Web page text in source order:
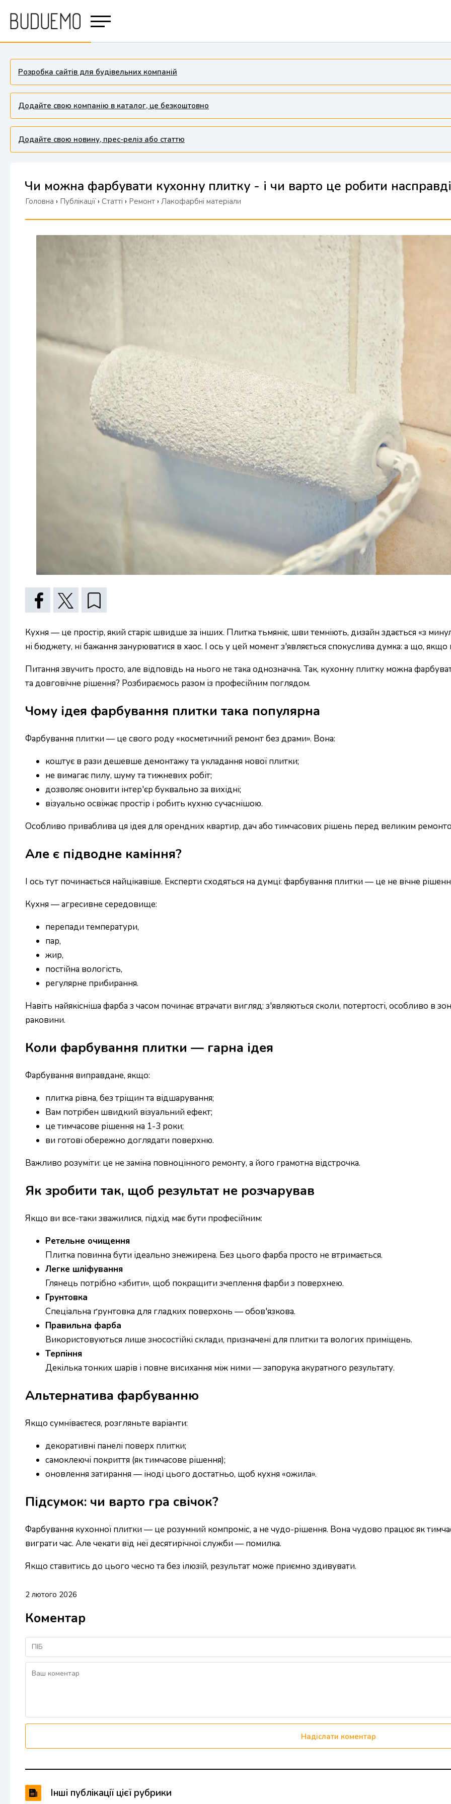
Розробка сайтів для будівельних компаній
Додайте свою компанію в каталог, це безкоштовно
Додайте свою новину, прес-реліз або статтю
Чи можна фарбувати кухонну плитку - і чи варто це робити
Головна › Публікації › Статті › Ремонт › Лакофарбні матеріали
Кухня — це простір, який старіє швидше за інших. Плитка тьмяніє, шви темніють, дизайн здається «з
ні бюджету, ні бажання занурюватися в хаос. І ось у цей момент з'являється спокуслива думка: а що,
Питання звучить просто, але відповідь на нього не така однозначна. Так, кухонну плитку можна
та довговічне рішення? Розбираємось разом із професійним поглядом.
Чому ідея фарбування плитки така популярна
Фарбування плитки — це свого роду «косметичний ремонт без драми». Вона:
коштує в рази дешевше демонтажу та укладання нової плитки;
не вимагає пилу, шуму та тижневих робіт;
дозволяє оновити інтер'єр буквально за вихідні;
візуально освіжає простір і робить кухню сучаснішою.
Особливо приваблива ця ідея для орендних квартир, дач або тимчасових рішень перед великим
Але є підводне каміння?
І ось тут починається найцікавіше. Експерти сходяться на думці: фарбування плитки — це не вічне
Кухня — агресивне середовище:
перепади температури,
пар,
жир,
постійна вологість,
регулярне прибирання.
Навіть найякісніша фарба з часом починає втрачати вигляд: з'являються сколи, потертості, особливо в
раковини.
Коли фарбування плитки — гарна ідея
Фарбування виправдане, якщо:
плитка рівна, без тріщин та відшарування;
Вам потрібен швидкий візуальний ефект;
це тимчасове рішення на 1-3 роки;
ви готові обережно доглядати поверхню.
Важливо розуміти: це не заміна повноцінного ремонту, а його грамотна відстрочка.
Як зробити так, щоб результат не розчарував
Якщо ви все-таки зважилися, підхід має бути професійним:
Ретельне очищення
Плитка повинна бути ідеально знежирена. Без цього фарба просто не втримається.
Легке шліфування
Глянець потрібно «збити», щоб покращити зчеплення фарби з поверхнею.
Грунтовка
Спеціальна ґрунтовка для гладких поверхонь — обов'язкова.
Правильна фарба
Використовуються лише зносостійкі склади, призначені для плитки та вологих приміщень.
Терпіння
Декілька тонких шарів і повне висихання між ними — запорука акуратного результату.
Альтернатива фарбуванню
Якщо сумніваєтеся, розгляньте варіанти:
декоративні панелі поверх плитки;
самоклеючі покриття (як тимчасове рішення);
оновлення затирання — іноді цього достатньо, щоб кухня «ожила».
Підсумок: чи варто гра свічок?
Фарбування кухонної плитки — це розумний компроміс, а не чудо-рішення. Вона чудово працює як
виграти час. Але чекати від неї десятирічної служби — помилка.
Якщо ставитись до цього чесно та без ілюзій, результат може приємно здивувати.
2 лютого 2026
Коментар
Надіслати коментар
Інші публікації цієї рубрики